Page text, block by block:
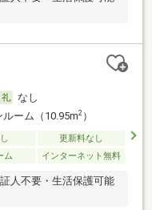
なし
ルーム（10.95m2）
更新料なし
ム インターネット無料
人不要・生活保護可能